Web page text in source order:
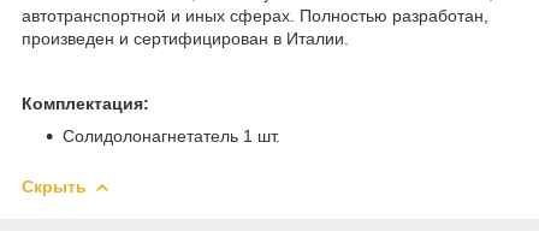
автотранспортной и иных сферах. Полностью разработан,
произведен и сертифицирован в Италии.
Комплектация:
Солидолонагнетатель 1 шт.
Скрыть